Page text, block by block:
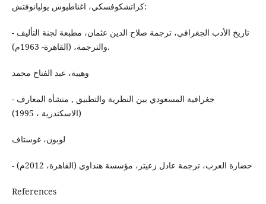
كراتشكوفسكي، اغناطيوس يوليانوفتش:
- تاريخ الأدب الجغرافي، ترجمة صلاح الدين عثمان، مطبعة لجنة التأليف
والترجمة، (القاهرة- 1963م).
وهيبة، عبد الفتاح محمد
- جغرافية المسعودي بين النظرية والتطبيق , منشأة المعارف
(الاسكندرية ، 1995)
لوبون، غوستاف
- حضارة العرب، ترجمة عادل زعيتر، مؤسسة هنداوي (القاهرة، 2012م)
References